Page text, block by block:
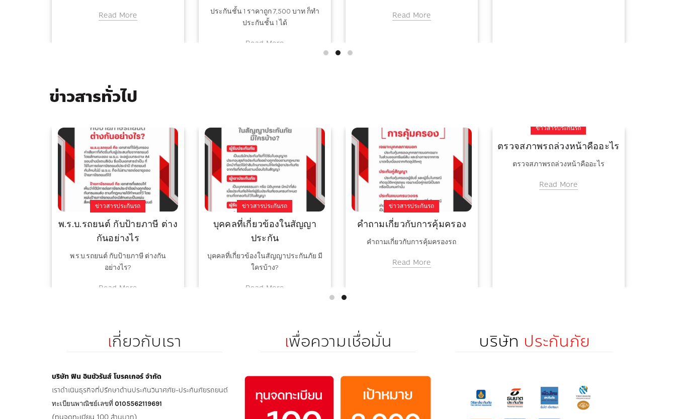
Read More
ประกันชั้น 1 ราคาถูก 7,500 บาท ก็ทำ
ประกันชั้น 1 ได้
Read More
Read More
ข่าวสารทั่วไป
ข่าวสารประกันรถ
พ.ร.บ.รถยนต์ กับป้ายภาษี ต่าง
กันอย่างไร
พ.ร.บ.รถยนต์ กับป้ายภาษี ต่างกัน
อย่างไร?
Read More
ข่าวสารประกันรถ
บุคคลที่เกี่ยวข้องในสัญญา
ประกัน
บุคคลที่เกี่ยวข้องในสัญญาประกันภัย มี
ใครบ้าง?
Read More
ข่าวสารประกันรถ
คำถามเกี่ยวกับการคุ้มครอง
คำถามเกี่ยวกับการคุ้มครองรถ
Read More
เกี่ยวกับเรา
บริษัท ฟิน อินชัวรันส์ โบรคเกอร์ จำกัด
เราดำเนินธุรกิจที่ปรึกษาด้านประกันวินาศภัย-ประกันภัยรถยนต์
ทะเบียนพาณิชย์เลขที่ 0105562119691
เพื่อความเชื่อมั่น บริษัท ประกันภัย